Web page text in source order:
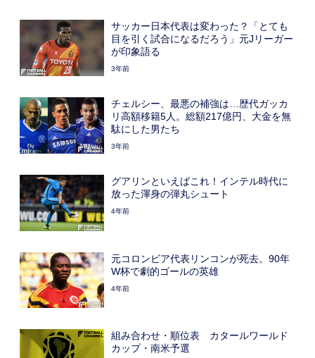
サッカー日本代表は変わった？「とても
目を引く試合になるだろう」元Jリーガー
が印象語る
3年前
チェルシー、最悪の補強は…歴代ガッカ
リ高額移籍5人。総額217億円、大金を無
駄にした男たち
3年前
グアリンといえばこれ！インテル時代に
放った渾身の弾丸シュート
4年前
元コロンビア代表リンコンが死去。90年
W杯で劇的ゴールの英雄
4年前
組み合わせ・順位表 カタールワールド
カップ・南米予選